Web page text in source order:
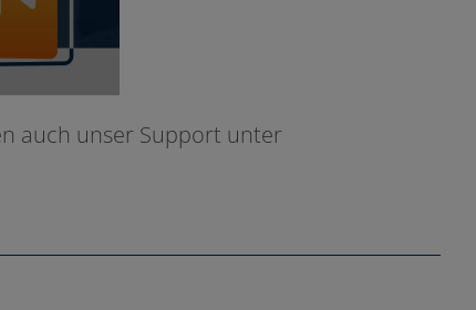
auch unser Support unter